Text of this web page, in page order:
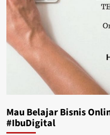
Mau Belajar Bisnis
#IbuDigital